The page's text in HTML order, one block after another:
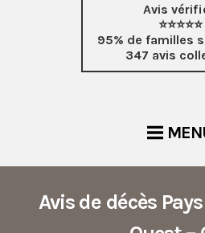
Avis
⭐⭐⭐⭐⭐
95% de familles
347 avis
Avis de décès